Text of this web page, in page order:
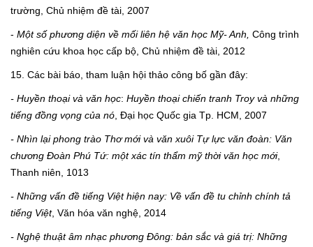
trường, Chủ nhiệm đề tài, 2007
- Một số phương diện về mối liên hệ văn học Mỹ- Anh, Công trình
nghiên cứu khoa học cấp bộ, Chủ nhiệm đề tài, 2012
15. Các bài báo, tham luận hội thảo công bố gần đây:
- Huyền thoại và văn học: Huyền thoại chiến tranh Troy và những
tiếng đồng vọng của nó , Đại học Quốc gia Tp. HCM, 2007
- Nhìn lại phong trào Thơmớivà văn xuôi Tự lực văn đoàn: Văn
chương Đoàn Phú Tứ: một xác tín thẩm mỹ thời văn học mới,
Thanh niên, 1013
- Những vấn đề tiếng Việthiện nay: Về vấn đề tu chỉnh chính tả
tiếng Việt, Văn hóa văn nghệ, 2014
- Nghệ thuật âm nhạc phương Đông: bản sắc và giá trị: Những